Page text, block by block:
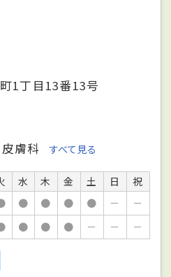
1丁目13番13号
皮膚科 すべて見る
水 木 金 土 日
祝
● ● ● ● －
－
● ● ● － － －